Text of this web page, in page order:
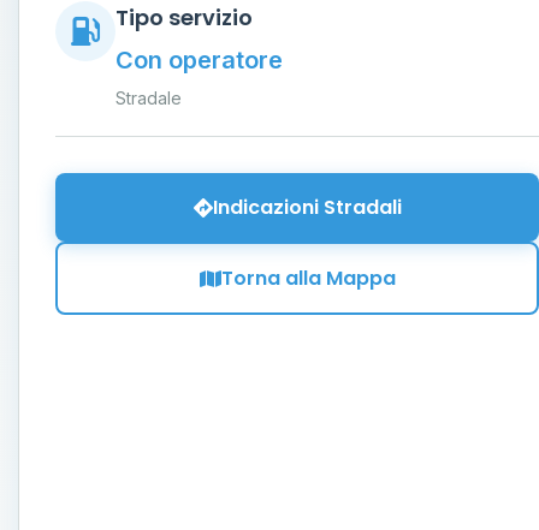
Tipo servizio
Con operatore
Stradale
Indicazioni Stradali
Torna alla Mappa